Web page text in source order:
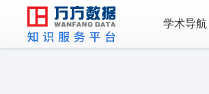
学术导航